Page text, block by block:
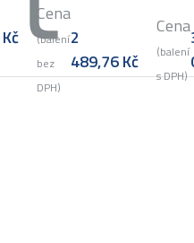
Kč
Cena
(balení
bez
DPH)
2
489,76Kč
Cena
(balení
s DPH)